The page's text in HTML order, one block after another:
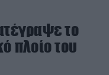
το
πλοίο του